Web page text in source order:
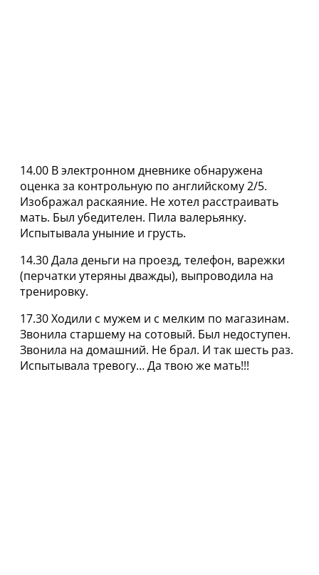
14.00 В электронном дневнике обнаружена
оценка за контрольную по английскому 2/5.
Изображал раскаяние. Не хотел расстраивать
мать. Был убедителен. Пила валерьянку.
Испытывала уныние и грусть.
14.30 Дала деньги на проезд, телефон, варежки
(перчатки утеряны дважды), выпроводила на
тренировку.
17.30 Ходили с мужем и с мелким по магазинам.
Звонила старшему на сотовый. Был недоступен.
Звонила на домашний. Не брал. И так шесть раз.
Испытывала тревогу… Да твою же мать!!!